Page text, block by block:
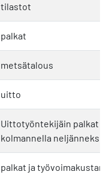
tilastot
palkat
metsätalous
uitto
Uittotyöntekijäin palkat
kolmannella
palkat ja